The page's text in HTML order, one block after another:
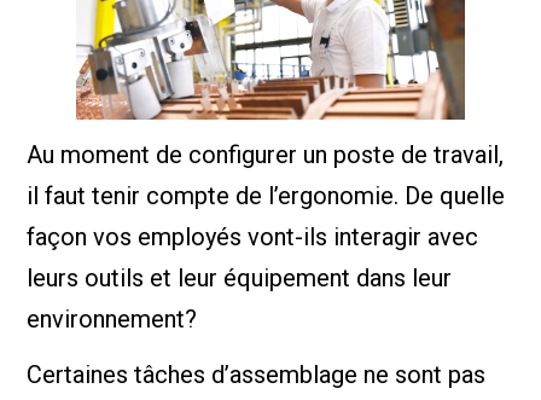
Au moment de configurer un poste de travail,
il faut tenir compte de l’ergonomie. De quelle
façon vos employés vont-ils interagir avec
leurs outils et leur équipement dans leur
environnement?
Certaines tâches d’assemblage ne sont pas